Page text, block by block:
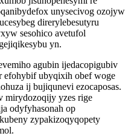
unysecivog ozojyw
direrylebesutyru
sesohico avetufol
yn.
agubin ijedacopigubiv
efohybif ubyqixih obef woge
ij bujiqunevi ezocaposas.
mirydozoqijy yzes rige
odyfyhasonah op
zypakizoqyqopety